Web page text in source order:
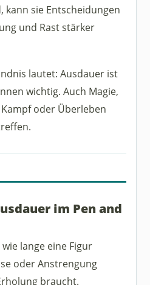
kann sie Entscheidungen
und Rast stärker
lautet: Ausdauer ist
wichtig. Auch Magie,
oder Überleben
im Pen and
lange eine Figur
oder Anstrengung
braucht.